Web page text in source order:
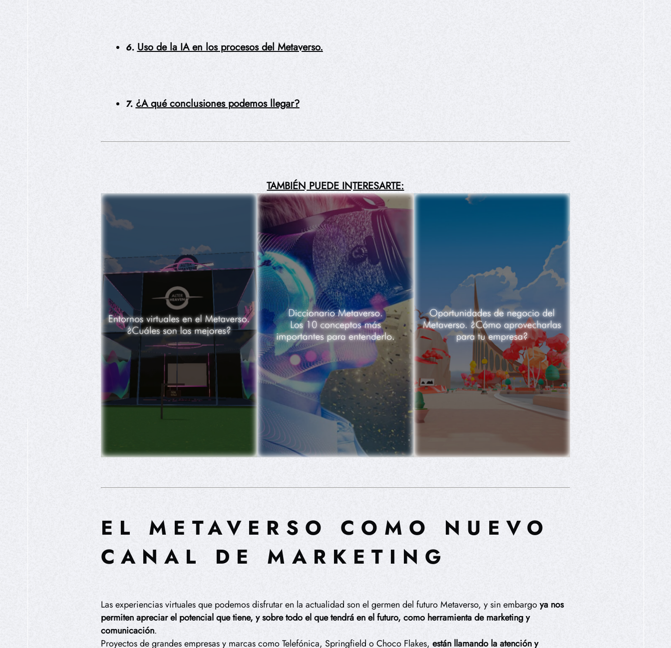
6. Uso de la IA en los procesos del Metaverso.
7. ¿A qué conclusiones podemos llegar?
TAMBIÉN PUEDE INTERESARTE:
EL METAVERSO COMO NUEVO
CANAL DE MARKETING
Las experiencias virtuales que podemos disfrutar en la actualidad son el germen del futuro Metaverso, y sin embargoya nos
permiten apreciar el potencial que tiene, y sobre todo el que tendrá en el futuro, como herramienta de marketing y
comunicación.
Proyectos de grandes empresas y marcas como Telefónica, Springfield o Choco Flakes, están llamando la atención y